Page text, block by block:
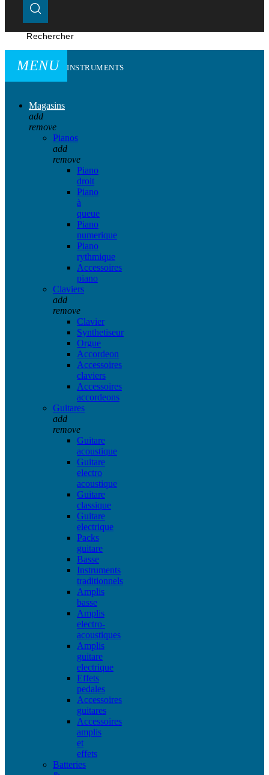
Rechercher
MENU INSTRUMENTS
Magasins
add
remove
Pianos
add
remove
Piano
droit
Piano
à
queue
Piano
numerique
Piano
rythmique
Accessoires
piano
Claviers
add
remove
Clavier
Synthetiseur
Orgue
Accordeon
Accessoires
claviers
Accessoires
accordeons
Guitares
add
remove
Guitare
acoustique
Guitare
electro
acoustique
Guitare
classique
Guitare
electrique
Packs
guitare
Basse
Instruments
traditionnels
Amplis
basse
Amplis
electro-
acoustiques
Amplis
guitare
electrique
Effets
pedales
Accessoires
guitares
Accessoires
amplis
et
effets
Batteries